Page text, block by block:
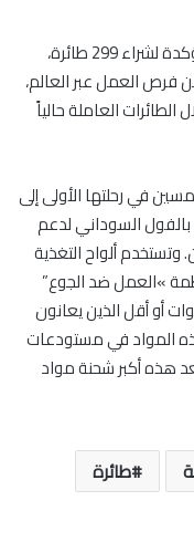
يذكر أن لدى طيران الإمارات اليوم طلبيات مؤكدة لشراء 299 طائرة،
فرص العمل عبر العالم،
العاملة حالياً
الإيرباص «إيه380» الخمسين في رحلتها الأولى إلى
بالفول السوداني لدعم
ألواح التغذية
»العمل ضد الجوع”
أو أقل الذين يعانون
المواد في مستودعات
هذه أكبر شحنة مواد
طائرة